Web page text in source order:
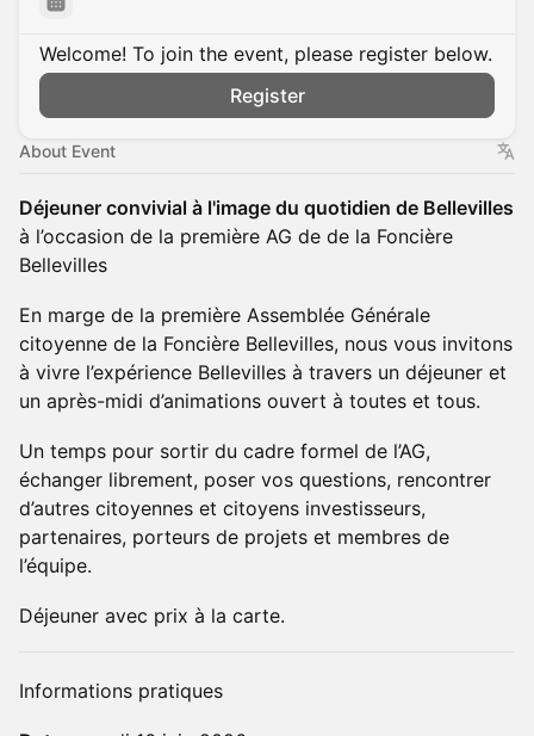
Welcome! To join the event, please register below.
Register
About Event
Déjeuner convivial à l'image du quotidien de Bellevilles
à l’occasion de la première AG de de la Foncière
Bellevilles
En marge de la première Assemblée Générale
citoyenne de la Foncière Bellevilles, nous vous invitons
à vivre l’expérience Bellevilles à travers un déjeuner et
un après-midi d’animations ouvert à toutes et tous.
Un temps pour sortir du cadre formel de l’AG,
échanger librement, poser vos questions, rencontrer
d’autres citoyennes et citoyens investisseurs,
partenaires, porteurs de projets et membres de
l’équipe.
Déjeuner avec prix à la carte.
Informations pratiques